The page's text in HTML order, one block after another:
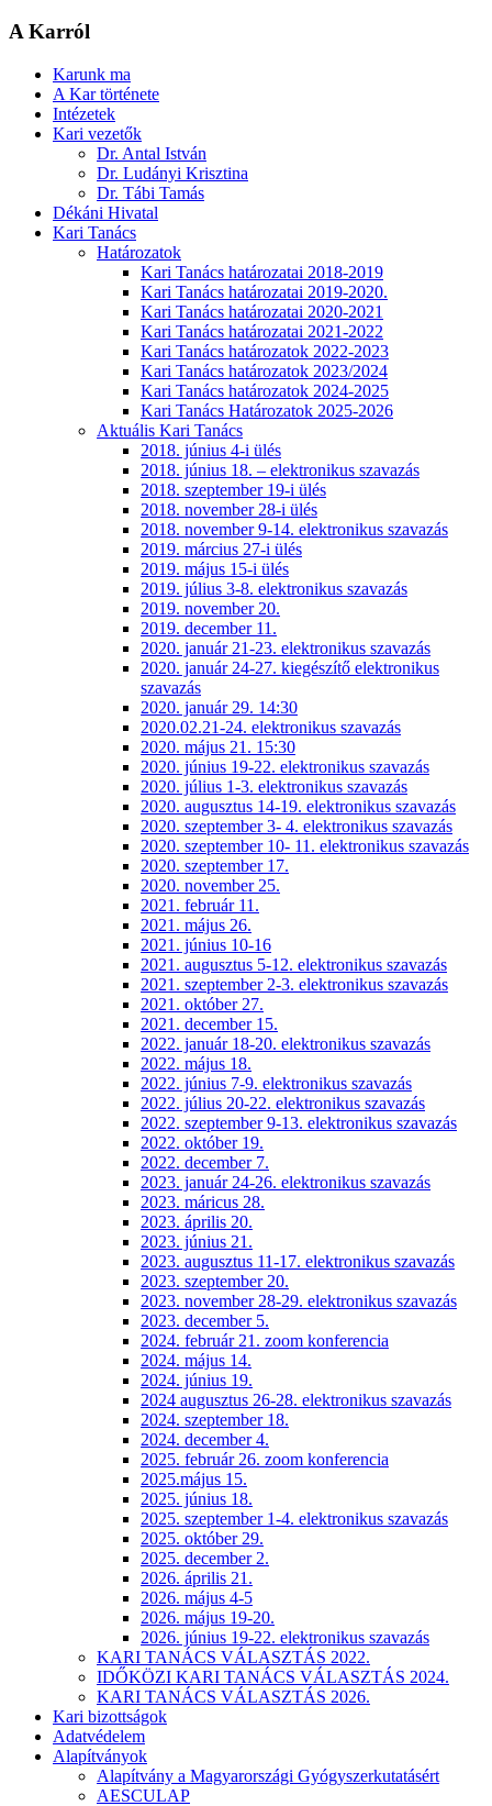
A Karról
Karunk ma
A Kar története
Intézetek
Kari vezetők
Dr. Antal István
Dr. Ludányi Krisztina
Dr. Tábi Tamás
Dékáni Hivatal
Kari Tanács
Határozatok
Kari Tanács határozatai 2018-2019
Kari Tanács határozatai 2019-2020.
Kari Tanács határozatai 2020-2021
Kari Tanács határozatai 2021-2022
Kari Tanács határozatok 2022-2023
Kari Tanács határozatok 2023/2024
Kari Tanács határozatok 2024-2025
Kari Tanács Határozatok 2025-2026
Aktuális Kari Tanács
2018. június 4-i ülés
2018. június 18. – elektronikus szavazás
2018. szeptember 19-i ülés
2018. november 28-i ülés
2018. november 9-14. elektronikus szavazás
2019. március 27-i ülés
2019. május 15-i ülés
2019. július 3-8. elektronikus szavazás
2019. november 20.
2019. december 11.
2020. január 21-23. elektronikus szavazás
2020. január 24-27. kiegészítő elektronikus
szavazás
2020. január 29. 14:30
2020.02.21-24. elektronikus szavazás
2020. május 21. 15:30
2020. június 19-22. elektronikus szavazás
2020. július 1-3. elektronikus szavazás
2020. augusztus 14-19. elektronikus szavazás
2020. szeptember 3- 4. elektronikus szavazás
2020. szeptember 10- 11. elektronikus szavazás
2020. szeptember 17.
2020. november 25.
2021. február 11.
2021. május 26.
2021. június 10-16
2021. augusztus 5-12. elektronikus szavazás
2021. szeptember 2-3. elektronikus szavazás
2021. október 27.
2021. december 15.
2022. január 18-20. elektronikus szavazás
2022. május 18.
2022. június 7-9. elektronikus szavazás
2022. július 20-22. elektronikus szavazás
2022. szeptember 9-13. elektronikus szavazás
2022. október 19.
2022. december 7.
2023. január 24-26. elektronikus szavazás
2023. máricus 28.
2023. április 20.
2023. június 21.
2023. augusztus 11-17. elektronikus szavazás
2023. szeptember 20.
2023. november 28-29. elektronikus szavazás
2023. december 5.
2024. február 21. zoom konferencia
2024. május 14.
2024. június 19.
2024 augusztus 26-28. elektronikus szavazás
2024. szeptember 18.
2024. december 4.
2025. február 26. zoom konferencia
2025.május 15.
2025. június 18.
2025. szeptember 1-4. elektronikus szavazás
2025. október 29.
2025. december 2.
2026. április 21.
2026. május 4-5
2026. május 19-20.
2026. június 19-22. elektronikus szavazás
KARI TANÁCS VÁLASZTÁS 2022.
IDŐKÖZI KARI TANÁCS VÁLASZTÁS 2024.
KARI TANÁCS VÁLASZTÁS 2026.
Kari bizottságok
Adatvédelem
Alapítványok
Alapítvány a Magyarországi Gyógyszerkutatásért
AESCULAP